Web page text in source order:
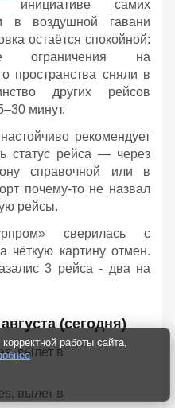
самих
в воздушной гавани
остаётся спокойной:
ограничения на
пространства сняли в
других рейсов
минут.
рекомендует
статус рейса — через
справочной или в
почему-то не назвал
рейсы.
сверилась с
чёткую картину отмен.
3 рейса - два на
(сегодня)
вылет в
вылет в
работы сайта,